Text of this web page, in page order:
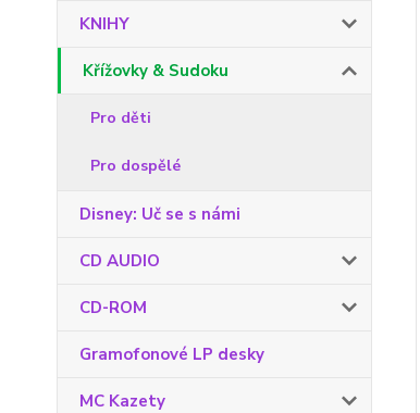
KNIHY
Křížovky & Sudoku
Pro děti
Pro dospělé
Disney: Uč se s námi
CD AUDIO
CD-ROM
Gramofonové LP desky
MC Kazety